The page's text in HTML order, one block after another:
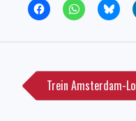
navigatie
Trein Amsterdam-